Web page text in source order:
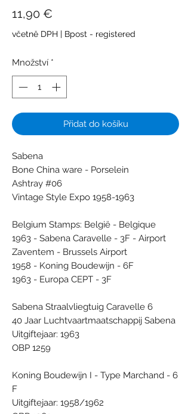
11,90 €
včetně DPH | Bpost - registered
Množství *
Přidat do košíku
Sabena
Bone China ware - Porselein
Ashtray #06
Vintage Style Expo 1958-1963
Belgium Stamps: België - Belgique
1963 - Sabena Caravelle - 3F - Airport
Zaventem - Brussels Airport
1958 - Koning Boudewijn - 6F
1963 - Europa CEPT - 3F
Sabena Straalvliegtuig Caravelle 6
40 Jaar Luchtvaartmaatschappij Sabena
Uitgiftejaar: 1963
OBP 1259
Koning Boudewijn I - Type Marchand - 6
F
Uitgiftejaar: 1958/1962